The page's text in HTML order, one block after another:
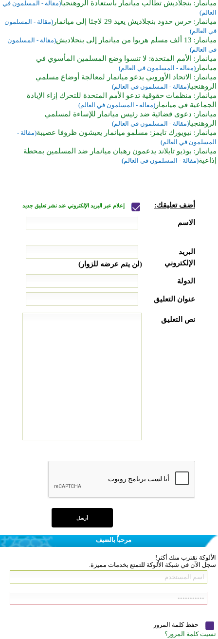
ميانمار: بنجلاديش تطالب ميانمار باستعادة الروهنجيا(مقالة - المسلمون في
العالم)
ميانمار: حرس حدود بنجلاديش يعيد 29 لاجئا إلى ميانمار
(مقالة - المسلمون
في العالم)
ميانمار: 13 ألف مسلم هربوا من ميانمار إلى بنجلاديش
(مقالة - المسلمون
في العالم)
ميانمار: الأمم المتحدة: لا تنسوا وضع المسلمين المأسوي في
ميانمار (مقالة - المسلمون في العالم)
ميانمار: الاتحاد الأوروبي يدعو ميانمار لمعالجة أوضاع مسلمي
الروهنجيا(مقالة - المسلمون في العالم)
ميانمار: منظمات حقوقية تدعو الأمم المتحدة للتحرك إزاء الإبادة
الجماعية في ميانمار (مقالة - المسلمون في العالم)
ميانمار: دعوى قضائية ضد رئيس ميانمار للإساءة لمسلمي
الروهنجيا(مقالة - المسلمون في العالم)
ميانمار: نيويورك تايمز: مسلمو ميانمار يعيشون ظروفا عصيبة(مقالة -
المسلمون في العالم)
ميانمار: بوذيو تايلاند يدعمون رهبان ميانمار ضد المسلمين بمحطة
إذاعية(مقالة - المسلمون في العالم)
أضف تعليقك: إعلام عبر البريد الإلكتروني عند نشر تعليق جديد
الاسم
البريد
الإلكتروني
(لن يتم عرضه للزوار)
الدولة
عنوان التعليق
نص التعليق
مرحباً بالضيف
الألوكة تقترب منك أكثر!
سجل الآن في شبكة الألوكة للتمتع بخدمات مميزة.
حفظ كلمة المرور
نسيت كلمة المرور؟